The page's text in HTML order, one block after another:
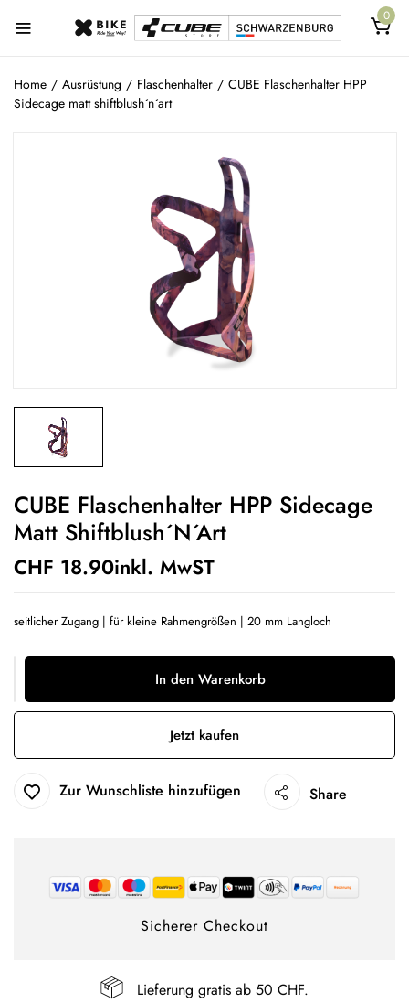
0
Home / Ausrüstung / Flaschenhalter / CUBE Flaschenhalter HPP
Sidecage matt shiftblush´n´art
CUBE Flaschenhalter HPP Sidecage
Matt Shiftblush´n´art
CHF 18.90inkl. MwST
seitlicher Zugang | für kleine Rahmengrößen | 20 mm Langloch
In den Warenkorb
Jetzt kaufen
Zur Wunschliste hinzufügen Share
Sicherer Checkout
Lieferung gratis ab 50 CHF.